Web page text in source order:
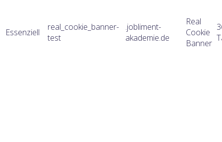
Essenziell
real_cookie_banner-
test
.jobliment-
akademie.de
Real
Cookie
Banner